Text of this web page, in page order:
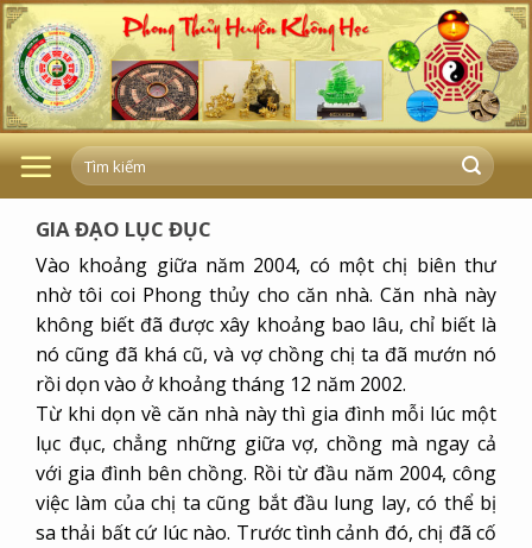
Skip
to
content
GIA ĐẠO LỤC ĐỤC
Vào khoảng giữa năm 2004, có một chị biên thư
nhờ tôi coi Phong thủy cho căn nhà. Căn nhà này
không biết đã được xây khoảng bao lâu, chỉ biết là
nó cũng đã khá cũ, và vợ chồng chị ta đã mướn nó
rồi dọn vào ở khoảng tháng 12 năm 2002.
Từ khi dọn về căn nhà này thì gia đình mỗi lúc một
lục đục, chẳng những giữa vợ, chồng mà ngay cả
với gia đình bên chồng. Rồi từ đầu năm 2004, công
việc làm của chị ta cũng bắt đầu lung lay, có thể bị
sa thải bất cứ lúc nào. Trước tình cảnh đó, chị đã cố